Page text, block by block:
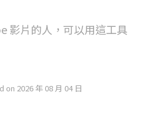
影片的人，可以用這工具
on 2026 年 08 月 04 日